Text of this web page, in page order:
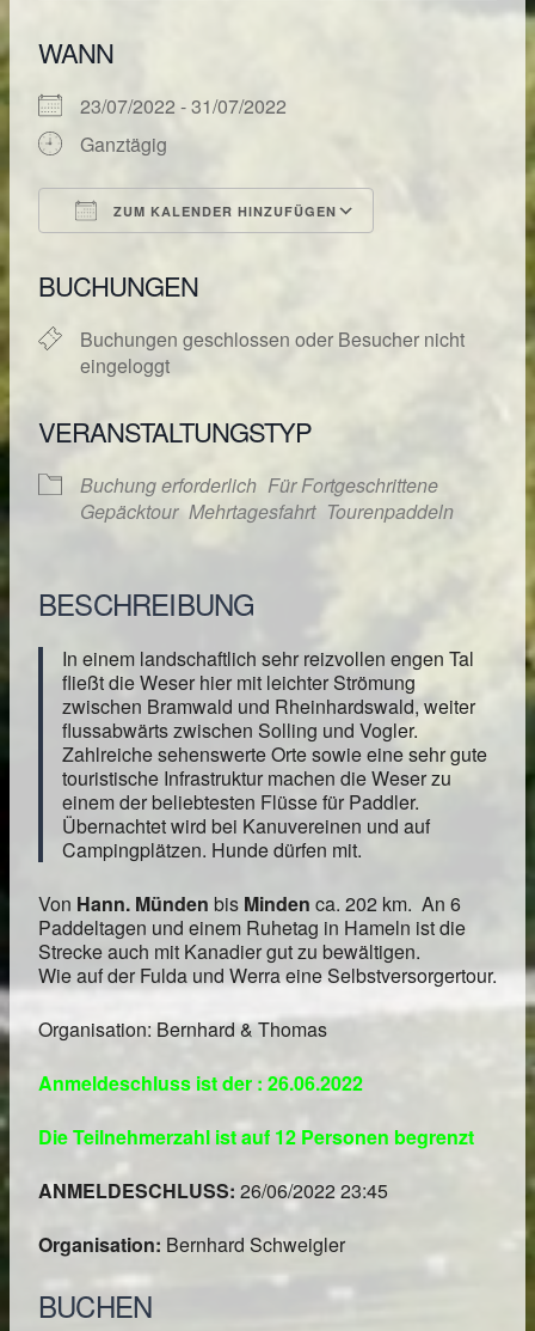
WANN
23/07/2022 - 31/07/2022
Ganztägig
ZUM KALENDER HINZUFÜGEN
BUCHUNGEN
Buchungen geschlossen oder Besucher nicht
eingeloggt
VERANSTALTUNGSTYP
Buchung erforderlich Für Fortgeschrittene
Gepäcktour Mehrtagesfahrt Tourenpaddeln
BESCHREIBUNG
In einem landschaftlich sehr reizvollen engen Tal
fließt die Weser hier mit leichter Strömung
zwischen Bramwald und Rheinhardswald, weiter
flussabwärts zwischen Solling und Vogler.
Zahlreiche sehenswerte Orte sowie eine sehr gute
touristische Infrastruktur machen die Weser zu
einem der beliebtesten Flüsse für Paddler.
Übernachtet wird bei Kanuvereinen und auf
Campingplätzen. Hunde dürfen mit.
Von Hann. Münden bis Minden ca. 202 km. An 6
Paddeltagen und einem Ruhetag in Hameln ist die
Strecke auch mit Kanadier gut zu bewältigen.
Wie auf der Fulda und Werra eine Selbstversorgertour.
Organisation: Bernhard & Thomas
Anmeldeschluss ist der : 26.06.2022
Die Teilnehmerzahl ist auf 12 Personen begrenzt
ANMELDESCHLUSS: 26/06/2022 23:45
Organisation: Bernhard Schweigler
BUCHEN